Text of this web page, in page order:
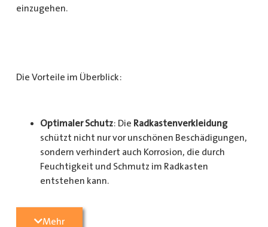
einzugehen.
Die Vorteile im Überblick:
Optimaler Schutz: Die Radkastenverkleidung
schützt nicht nur vor unschönen Beschädigungen,
sondern verhindert auch Korrosion, die durch
Feuchtigkeit und Schmutz im Radkasten
entstehen kann.
Langlebigkeit
Mehr